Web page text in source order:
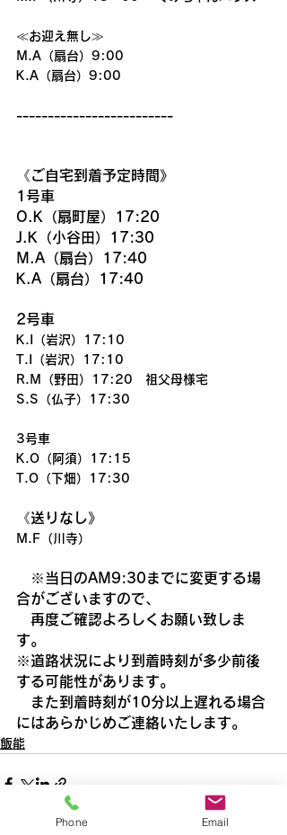
≪お迎え無し≫
M.A（扇台）9:00
K.A（扇台）9:00
-------------------------
《ご自宅到着予定時間》
1号車
O.K（扇町屋）17:20
J.K（小谷田）17:30
M.A（扇台）17:40
K.A（扇台）17:40
2号車
K.I（岩沢）17:10
T.I（岩沢）17:10
R.M（野田）17:20　祖父母様宅
S.S（仏子）17:30
3号車
K.O（阿須）17:15
T.O（下畑）17:30
《送りなし》
M.F（川寺）
※当日のAM9:30までに変更する場
合がございますので、
再度ご確認よろしくお願い致しま
す。
※道路状況により到着時刻が多少前後
する可能性があります。
また到着時刻が10分以上遅れる場合
にはあらかじめご連絡いたします。
飯能
Phone Email